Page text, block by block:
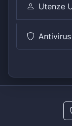
Utenze